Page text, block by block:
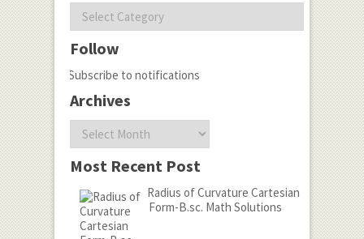
Categories
Follow
Subscribe to notifications
Archives
Archives
Most Recent Post
Radius of Curvature Cartesian
Form-B.sc. Math Solutions